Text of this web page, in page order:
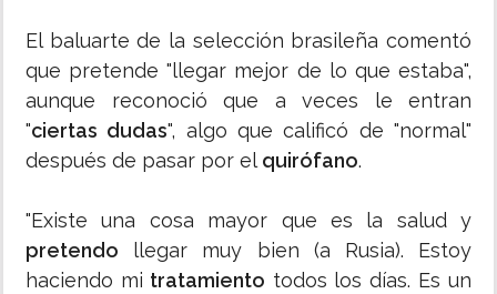
El baluarte de la selección brasileña comentó
que pretende "llegar mejor de lo que estaba",
aunque reconoció que a veces le entran
"ciertas dudas", algo que calificó de "normal"
después de pasar por el quirófano.
"Existe una cosa mayor que es la salud y
pretendo llegar muy bien (a Rusia). Estoy
haciendo mi tratamiento todos los días. Es un